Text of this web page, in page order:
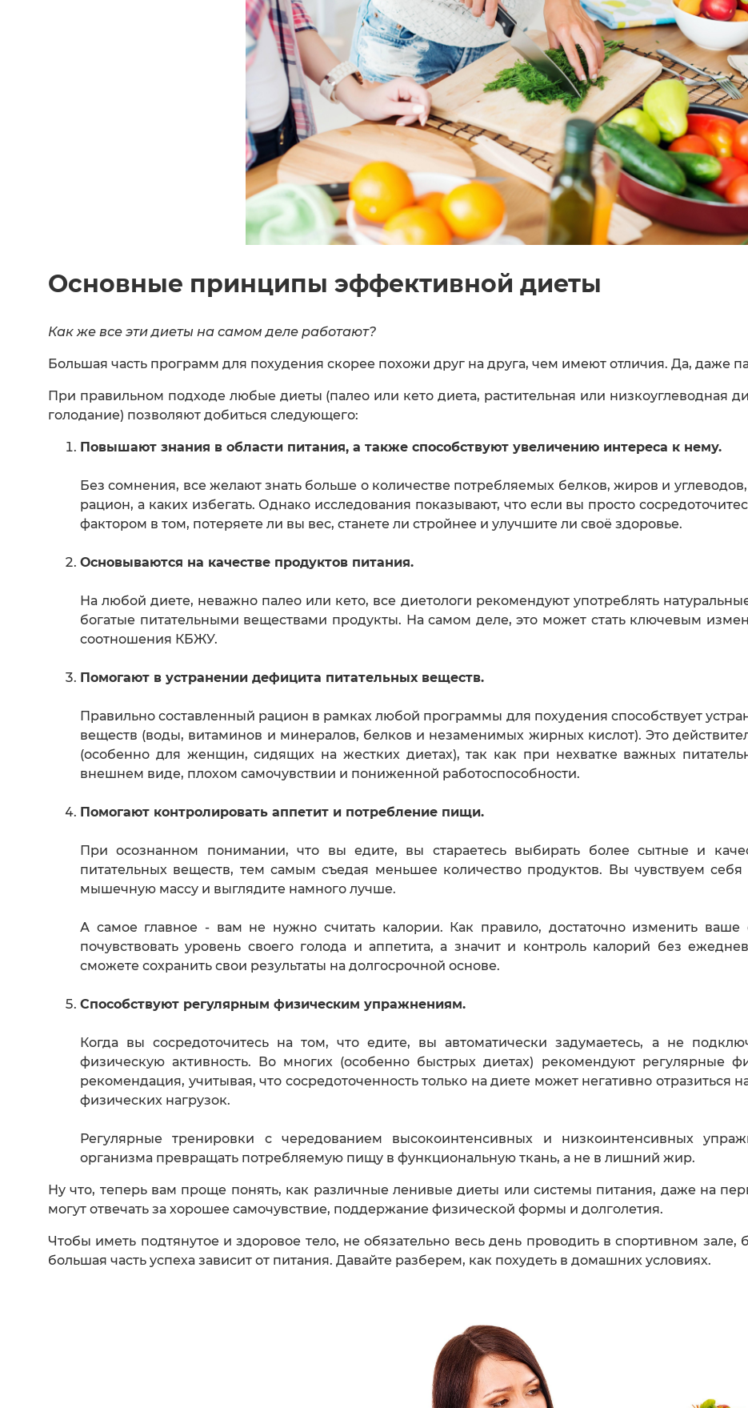
Основные принципы эффективной диеты
Как же все эти диеты на самом деле работают?
Большая часть программ для похудения скорее похожи друг на друга, чем имеют отличия. Да, даже
При правильном подходе любые диеты (палео или кето диета, растительная или низкоуглеводная
голодание) позволяют добиться следующего:
Повышают знания в области питания, а также способствуют увеличению интереса к нему.
Без сомнения, все желают знать больше о количестве потребляемых белков, жиров и
рацион, а каких избегать. Однако исследования показывают, что если вы просто
фактором в том, потеряете ли вы вес, станете ли стройнее и улучшите ли своё здоровье.
Основываются на качестве продуктов питания.
На любой диете, неважно палео или кето, все диетологи рекомендуют употреблять
богатые питательными веществами продукты. На самом деле, это может стать ключевым
соотношения КБЖУ.
Помогают в устранении дефицита питательных веществ.
Правильно составленный рацион в рамках любой программы для похудения способствует
веществ (воды, витаминов и минералов, белков и незаменимых жирных кислот). Это
(особенно для женщин, сидящих на жестких диетах), так как при нехватке важных
внешнем виде, плохом самочувствии и пониженной работоспособности.
Помогают контролировать аппетит и потребление пищи.
При осознанном понимании, что вы едите, вы стараетесь выбирать более сытные и
питательных веществ, тем самым съедая меньшее количество продуктов. Вы чувствуем
мышечную массу и выглядите намного лучше.
А самое главное - вам не нужно считать калории. Как правило, достаточно изменить
почувствовать уровень своего голода и аппетита, а значит и контроль калорий без
сможете сохранить свои результаты на долгосрочной основе.
Способствуют регулярным физическим упражнениям.
Когда вы сосредоточитесь на том, что едите, вы автоматически задумаетесь, а не
физическую активность. Во многих (особенно быстрых диетах) рекомендуют регулярные
рекомендация, учитывая, что сосредоточенность только на диете может негативно
физических нагрузок.
Регулярные тренировки с чередованием высокоинтенсивных и низкоинтенсивных
организма превращать потребляемую пищу в функциональную ткань, а не в лишний жир.
Ну что, теперь вам проще понять, как различные ленивые диеты или системы питания, даже на
могут отвечать за хорошее самочувствие, поддержание физической формы и долголетия.
Чтобы иметь подтянутое и здоровое тело, не обязательно весь день проводить в спортивном зале,
большая часть успеха зависит от питания. Давайте разберем, как похудеть в домашних условиях.